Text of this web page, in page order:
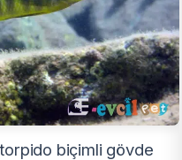
biçimli gövde